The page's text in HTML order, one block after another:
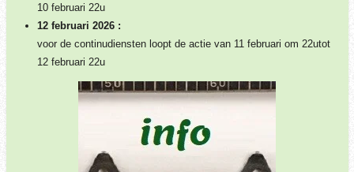
10 februari 22u
12 februari 2026 :
voor de continudiensten loopt de actie van 11 februari om 22utot
12 februari 22u